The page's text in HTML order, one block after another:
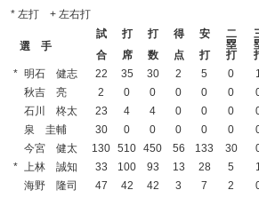
* 左打 + 左右打
選 手
試
合
打
席
打
数
得
点
安
打
二
塁
打
* 明石 健志 22 35 30 2 5 0
秋吉 亮
2 0 0 0 0 0
石川 柊太
23 4 4 0 0 0
泉 圭輔
30 0 0 0 0 0
今宮 健太
130 510 450 56 133 30
* 上林 誠知 33 100 93 13 28 5
海野 隆司
47 42 42 3 7 2